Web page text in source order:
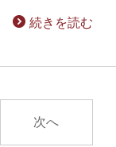
続きを読む
次へ